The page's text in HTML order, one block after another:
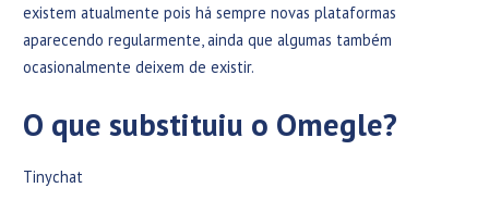
existem atualmente pois há sempre novas plataformas
aparecendo regularmente, ainda que algumas também
ocasionalmente deixem de existir.
O que substituiu o Omegle?
Tinychat